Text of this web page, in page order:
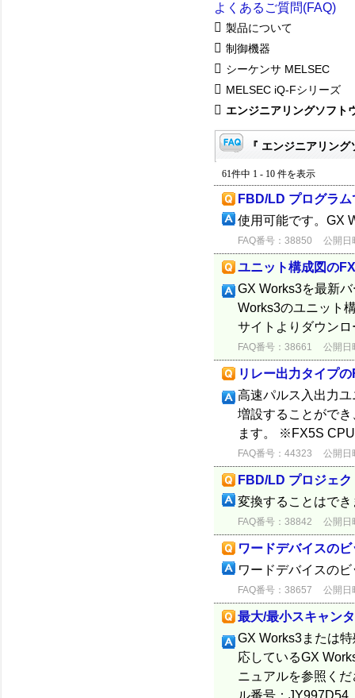
よくあるご質問(FAQ)
製品について
制御機器
シーケンサ MELSEC
MELSEC iQ-Fシリーズ
エンジニアリングソフト
『 エンジニアリン
61件中 1 - 10 件を表示
FBD/LD プログラ
使用可能です。GX
FAQ番号：38850 公開日
ユニット構成図の
GX Works3を最新
Works3のユニット
サイトよりダウン
FAQ番号：38661 公開日
リレー出力タイプ
高速パルス入出力
増設することがで
ます。 ※FX5S
FAQ番号：44323 公開日
FBD/LD プロジェ
変換することはで
FAQ番号：38842 公開日
ワードデバイスの
ワードデバイスの
FAQ番号：38657 公開日
最大/最小スキャン
GX Works3または
応しているGX
ニュアルを参照く
ル番号：